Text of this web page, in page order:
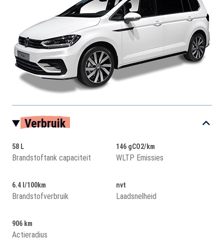
Verbruik
58 L
Brandstoftank capaciteit
146 gCO2/km
WLTP Emissies
6.4 l/100km
Brandstofverbruik
nvt
Laadsnelheid
906 km
Actieradius